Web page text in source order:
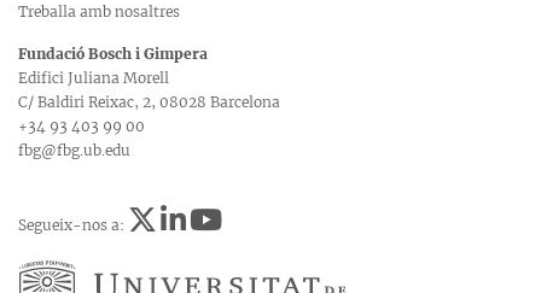
Treballa amb nosaltres
Fundació Bosch i Gimpera
Edifici Juliana Morell
C/ Baldiri Reixac, 2, 08028 Barcelona
+34 93 403 99 00
fbg@fbg.ub.edu
Segueix-nos a: